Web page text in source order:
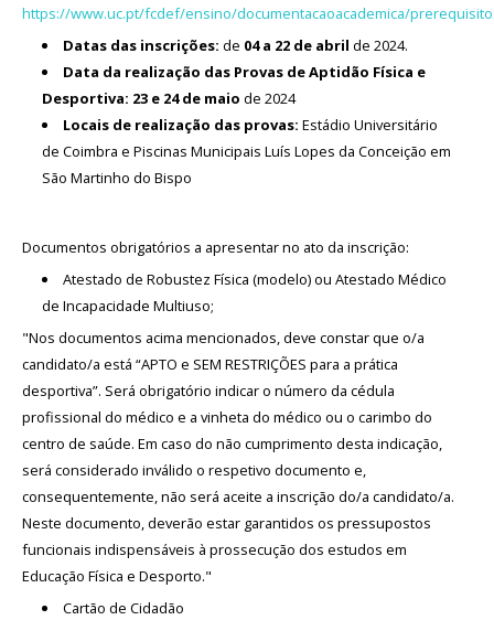
https://www.uc.pt/fcdef/ensino/documentacaoacademica/
Datas das inscrições: de 04 a 22 de abril de 2024.
Data da realização das Provas de Aptidão Física e
Desportiva: 23 e 24 de maio de 2024
Locais de realização das provas: Estádio Universitário
de Coimbra e Piscinas Municipais Luís Lopes da Conceição em
São Martinho do Bispo
Documentos obrigatórios a apresentar no ato da inscrição:
Atestado de Robustez Física (modelo) ou Atestado Médico
de Incapacidade Multiuso;
"Nos documentos acima mencionados, deve constar que o/a
candidato/a está “APTO e SEM RESTRIÇÕES para a prática
desportiva”. Será obrigatório indicar o número da cédula
profissional do médico e a vinheta do médico ou o carimbo do
centro de saúde. Em caso do não cumprimento desta indicação,
será considerado inválido o respetivo documento e,
consequentemente, não será aceite a inscrição do/a candidato/a.
Neste documento, deverão estar garantidos os pressupostos
funcionais indispensáveis à prossecução dos estudos em
Educação Física e Desporto."
Cartão de Cidadão